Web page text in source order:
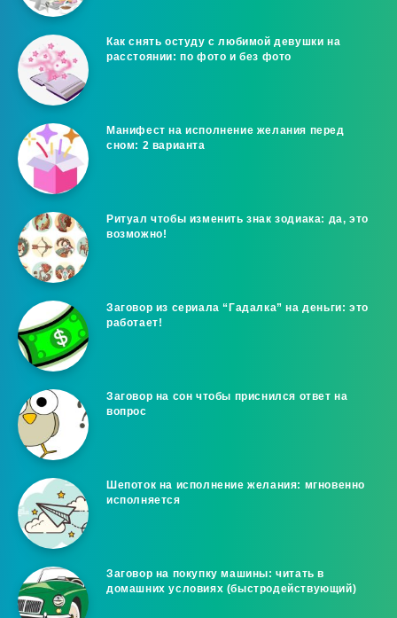
Как снять остуду с любимой девушки на
расстоянии: по фото и без фото
Манифест на исполнение желания перед
сном: 2 варианта
Ритуал чтобы изменить знак зодиака: да, это
возможно!
Заговор из сериала “Гадалка” на деньги: это
работает!
Заговор на сон чтобы приснился ответ на
вопрос
Шепоток на исполнение желания: мгновенно
исполняется
Заговор на покупку машины: читать в
домашних условиях (быстродействующий)